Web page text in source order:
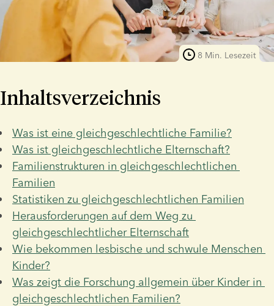
8 Min. Lesezeit
Inhaltsverzeichnis
Was ist eine gleichgeschlechtliche Familie?
Was ist gleichgeschlechtliche Elternschaft?
Familienstrukturen in gleichgeschlechtlichen
Familien
Statistiken zu gleichgeschlechtlichen Familien
Herausforderungen auf dem Weg zu
gleichgeschlechtlicher Elternschaft
Wie bekommen lesbische und schwule Menschen
Kinder?
Was zeigt die Forschung allgemein über Kinder in
gleichgeschlechtlichen Familien?